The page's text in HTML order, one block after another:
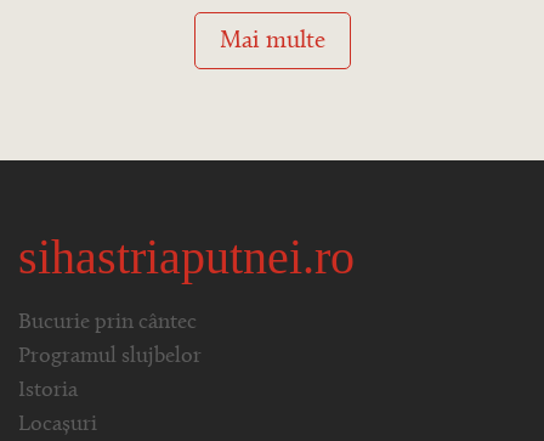
Mai multe
sihastriaputnei.ro
Bucurie prin cântec
Programul slujbelor
Istoria
Locașuri